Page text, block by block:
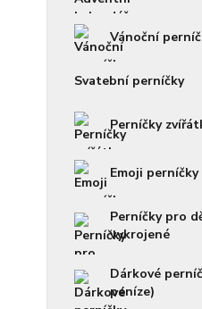
Vánoční
Svatební perníčky
Perníčky
Emoji perníčky
Perníčky pro
vykrojené
Dárkové
peníze)